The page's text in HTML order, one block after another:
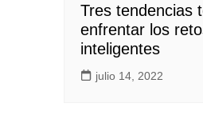
Tres tendencias
enfrentar los
inteligentes
julio 14, 2022